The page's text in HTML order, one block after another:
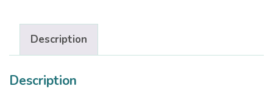
Description
Description